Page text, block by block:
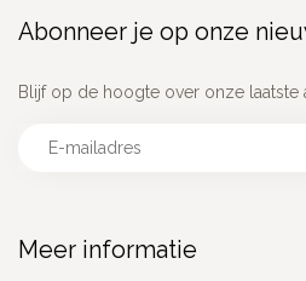
Meer informatie
Abonneer je op onze
Blijf op de hoogte over onze laatste